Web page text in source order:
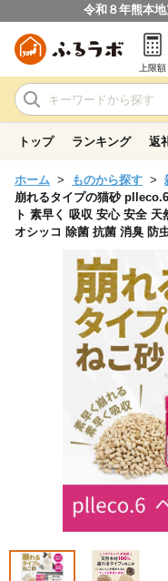
令和８年熊本
上限額
トップ ランキング 返
ホーム ものから探す
崩れるタイプの猫砂
ト 素早く 吸収 安心 安全
オシッコ 除菌 抗菌 消臭 防